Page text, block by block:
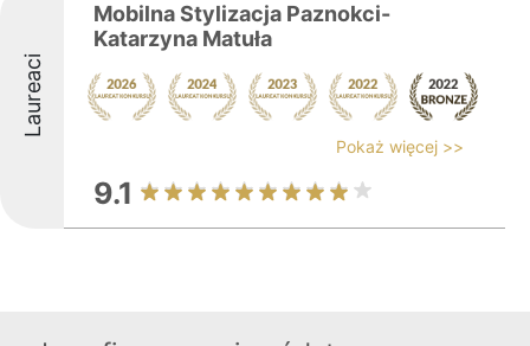
Laureaci
Mobilna Stylizacja Paznokci-
Katarzyna Matuła
Pokaż więcej >>
9.1